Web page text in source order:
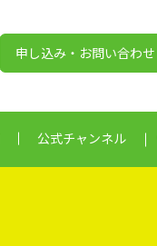
公式チャンネル
申し込み・お問い合わせ